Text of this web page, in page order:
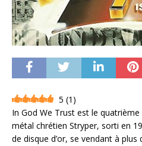
5 (1 )
In God We Trust est le
métal chrétien Stryper, sorti en
de disque d’or, se vendant à plus